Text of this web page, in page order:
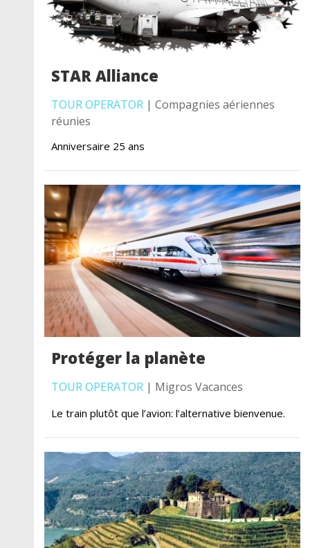
STAR Alliance
TOUR OPERATOR| Compagnies aériennes
réunies
Anniversaire 25 ans
Protéger la planète
TOUR OPERATOR| Migros Vacances
Le train plutôt que l’avion: l’alternative bienvenue.